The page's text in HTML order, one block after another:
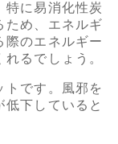
特に易消化性炭
ため、エネルギ
際のエネルギー
れるでしょう。
トです。風邪を
下していると